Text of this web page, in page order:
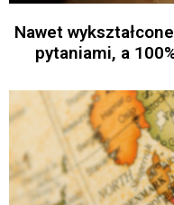
Nawet
pytaniami, a